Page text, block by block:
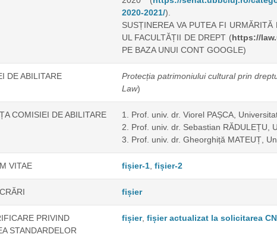
2020-2021/).
SUSȚINEREA VA PUTEA FI
UL FACULTĂȚII DE DREPT (https://
PE BAZA UNUI CONT GOOGLE)
DE ABILITARE Protecția patrimoniului cultural prin
Law)
COMISIEI DE ABILITARE
1. Prof. univ. dr. Viorel PAȘCA,
2. Prof. univ. dr. Sebastian RĂDULEȚU,
3. Prof. univ. dr. Gheorghiță MATEUȚ,
VITAE fișier-1, fișier-2
fișier
PRIVIND
STANDARDELOR
fișier, fișier actualizat la solicitarea